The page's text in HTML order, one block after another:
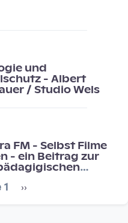
und
- Albert
/ Studio Wels
FM - Selbst Filme
- ein Beitrag zur
1 Next page
››